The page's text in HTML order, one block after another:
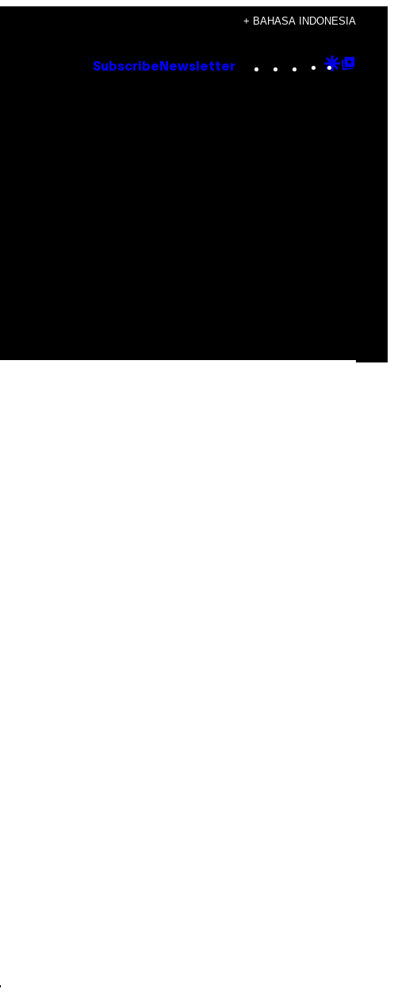
+ BAHASA INDONESIA
Subscribe Newsletter Instagram
TikTok
YouTube
Google